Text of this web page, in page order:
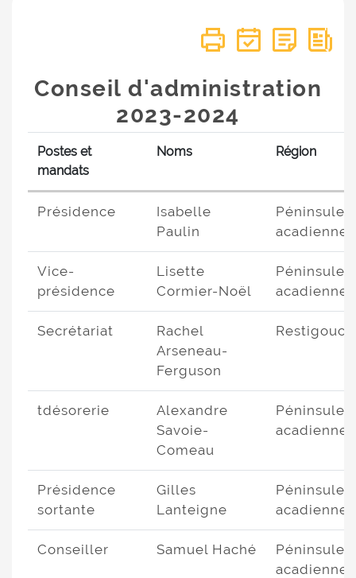
Conseil d'administration
2023-2024
Postes et
mandats
Noms Région
Présidence
Isabelle
Paulin
Péninsule
acadienne
Vice-
présidence
Lisette
Cormier-Noël
Péninsule
acadienne
Secrétariat
Rachel
Arseneau-
Ferguson
tdésorerie
Alexandre
Savoie-
Comeau
Péninsule
acadienne
Présidence
sortante
Gilles
Lanteigne
Péninsule
acadienne
Conseiller Samuel Haché
Péninsule
acadienne